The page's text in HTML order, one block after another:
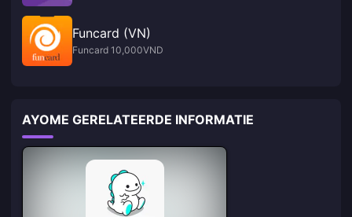
Funcard (VN)
Funcard 10,000VND
AYOME GERELATEERDE INFORMATIE